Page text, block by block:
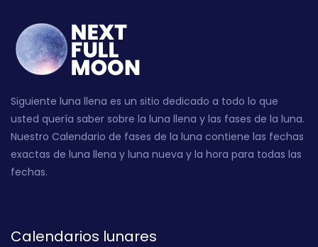
Siguiente luna llena es un sitio dedicado a todo lo que
usted quería saber sobre la luna llena y las fases de la luna.
Nuestro Calendario de fases de la luna contiene las fechas
exactas de luna llena y luna nueva y la hora para todas las
fechas.
Calendarios lunares